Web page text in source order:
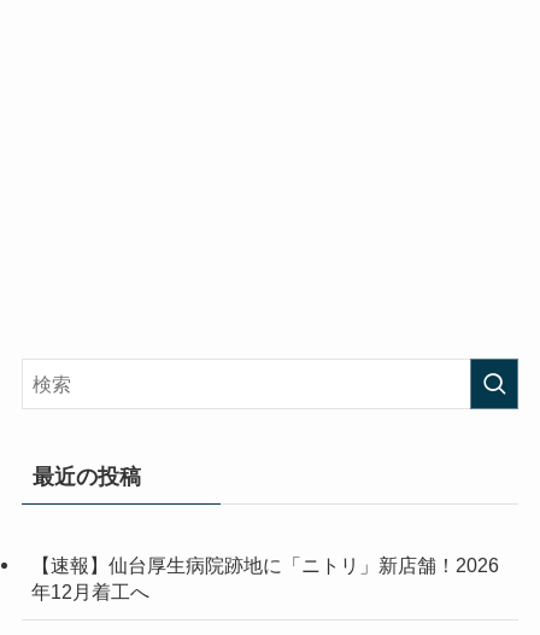
最近の投稿
【速報】仙台厚生病院跡地に「ニトリ」新店舗！2026
年12月着工へ